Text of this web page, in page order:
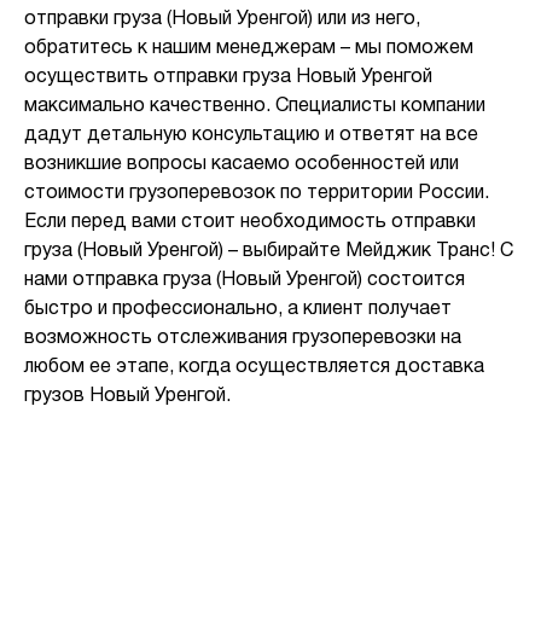
отправки груза (Новый Уренгой) или из него,
обратитесь к нашим менеджерам – мы поможем
осуществить отправки груза Новый Уренгой
максимально качественно. Специалисты компании
дадут детальную консультацию и ответят на все
возникшие вопросы касаемо особенностей или
стоимости грузоперевозок по территории России.
Если перед вами стоит необходимость отправки
груза (Новый Уренгой) – выбирайте Мейджик Транс! С
нами отправка груза (Новый Уренгой) состоится
быстро и профессионально, а клиент получает
возможность отслеживания грузоперевозки на
любом ее этапе, когда осуществляется доставка
грузов Новый Уренгой.